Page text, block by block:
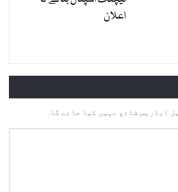
اعلان
ایڈریس شائع نہیں کیا جائے گا.